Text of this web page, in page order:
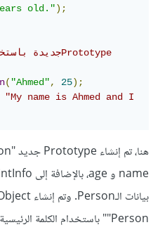
old.");
("Ahmed", 25);
name is Ahmed and I